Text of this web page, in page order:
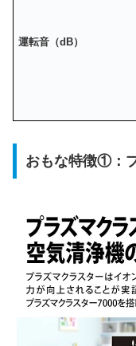
運転音（dB）
おもな特徴①：